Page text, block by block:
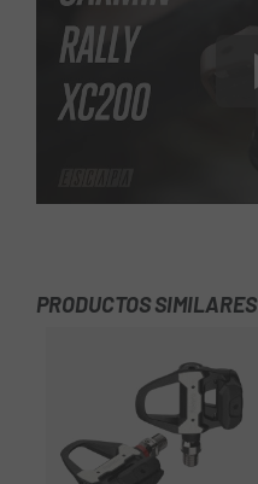
PRODUCTOS SIMILARES